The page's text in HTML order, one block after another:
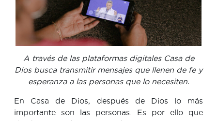
A través de las plataformas digitales Casa de
Dios busca transmitir mensajes que llenen de fe y
esperanza a las personas que lo necesiten.
En Casa de Dios, después de Dios lo más
importante son las personas. Es por ello que